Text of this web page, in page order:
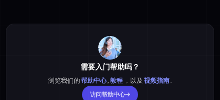
保加利亚语 M4A 转文
保加利亚语 OPUS 转文
本
需要入门帮助吗？
浏览我们的帮助中心,教程 ，以及 视频指南.
访问帮助中心